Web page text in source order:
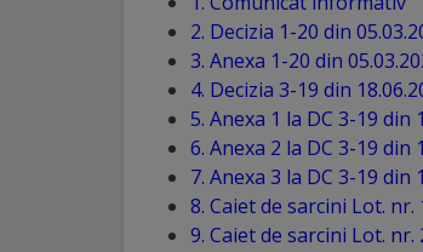
Cetățeni
onoare
Deținători
2. Decizia 1-20 din
3. Anexa 1-20 din
4. Decizia 3-19 din
5. Anexa 1 la DC 3-19 din
6. Anexa 2 la DC 3-19 din
7. Anexa 3 la DC 3-19 din
8. Caiet de sarcini Lot. nr.
9. Caiet de sarcini Lot. nr.